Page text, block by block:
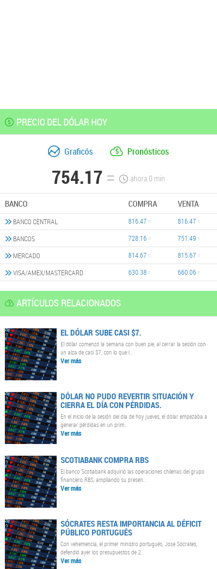
PRECIO DEL DÓLAR HOY
Graficós Pronósticos
754.17 ahora0 min
BANCO COMPRA VENTA
BANCO CENTRAL 816.47
816.47
BANCOS
728.16
751.49
MERCADO
814.67
815.67
VISA/AMEX/MASTERCARD
630.38 660.06
ARTÍCULOS RELACIONADOS
EL DÓLAR SUBE CASI $7.
El dólar comenzó la semana con buen pie, al cerrar la sesión con
un alza de casi $7, con lo que l..
Ver más
DÓLAR NO PUDO REVERTIR SITUACIÓN Y
CIERRA EL DÍA CON PÉRDIDAS.
En el inicio de la sesión del día de hoy jueves, el dólar empezaba a
generar pérdidas en un prim..
Ver más
SCOTIABANK COMPRA RBS
El banco Scotiabank adquirió las operaciones chilenas del grupo
financiero RBS, ampliando su presen..
Ver más
SÓCRATES RESTA IMPORTANCIA AL DÉFICIT
PÚBLICO PORTUGUÉS
Con vehemencia, el primer ministro portugués, José Sócrates,
defendió ayer los presupuestos de 2..
Ver más